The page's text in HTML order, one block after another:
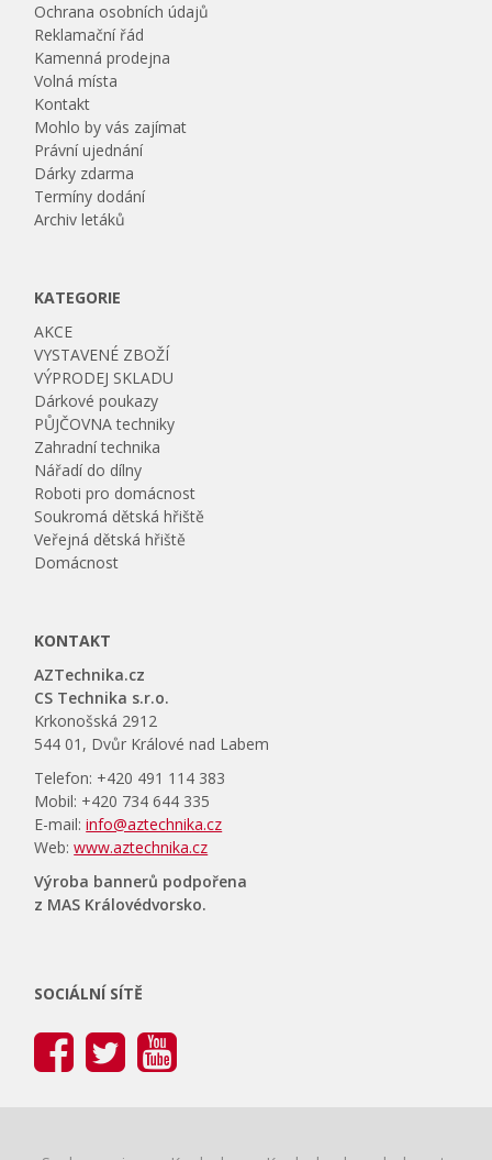
Ochrana osobních údajů
Reklamační řád
Kamenná prodejna
Volná místa
Kontakt
Mohlo by vás zajímat
Právní ujednání
Dárky zdarma
Termíny dodání
Archiv letáků
KATEGORIE
AKCE
VYSTAVENÉ ZBOŽÍ
VÝPRODEJ SKLADU
Dárkové poukazy
PŮJČOVNA techniky
Zahradní technika
Nářadí do dílny
Roboti pro domácnost
Soukromá dětská hřiště
Veřejná dětská hřiště
Domácnost
KONTAKT
AZTechnika.cz
CS Technika s.r.o.
Krkonošská 2912
544 01, Dvůr Králové nad Labem
Telefon: +420 491 114 383
Mobil: +420 734 644 335
E-mail:info@aztechnika.cz
Web:www.aztechnika.cz
Výroba bannerů podpořena
z MAS Královédvorsko.
SOCIÁLNÍ SÍTĚ